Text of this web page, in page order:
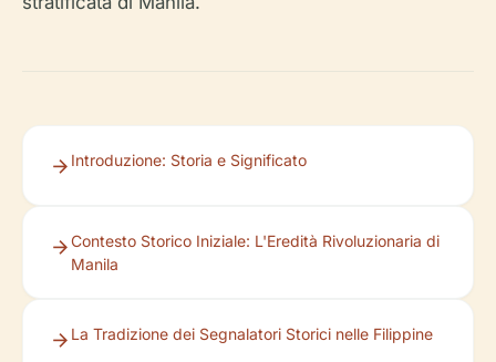
Introduzione: Storia e Significato
Contesto Storico Iniziale: L'Eredità Rivoluzionaria di
Manila
La Tradizione dei Segnalatori Storici nelle Filippine